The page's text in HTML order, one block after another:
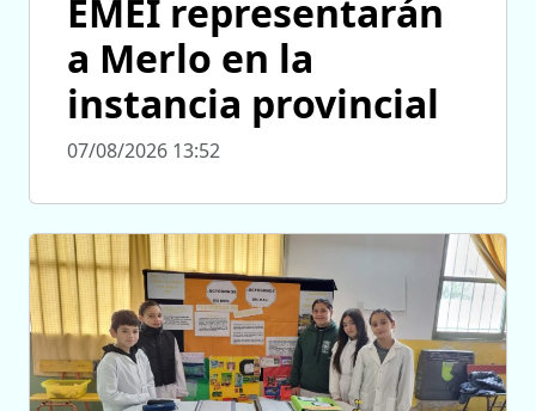
EMEI representarán
a Merlo en la
instancia provincial
07/08/2026 13:52